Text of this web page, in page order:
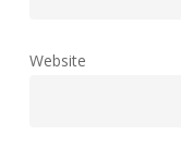
Website